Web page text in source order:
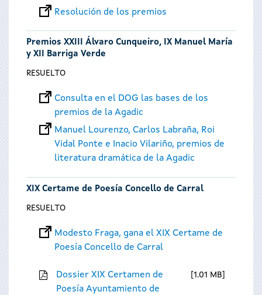
Resolución de los premios
Premios XXIII Álvaro Cunqueiro, IX Manuel María
y XII Barriga Verde
RESUELTO
Consulta en el DOG las bases de los
premios de la Agadic
Manuel Lourenzo, Carlos Labraña, Roi
Vidal Ponte e Inacio Vilariño, premios de
literatura dramática de la Agadic
XIX Certame de Poesía Concello de Carral
RESUELTO
Modesto Fraga, gana el XIX Certame de
Poesía Concello de Carral
Dossier XIX Certamen de
Poesía Ayuntamiento de
1.01 MB